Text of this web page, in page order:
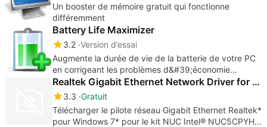
Un booster de mémoire gratuit qui fonctionne
différemment
Battery Life Maximizer
3.2 Version d’essai
Augmente la durée de vie de la batterie de votre PC
en corrigeant les problèmes d&#39;économie
d&#39;énergie trouvés sur votre PC.
Realtek Gigabit Ethernet Network Driver for Windows 7
3.3 Gratuit
Télécharger le pilote réseau Gigabit Ethernet Realtek*
pour Windows 7* pour le kit NUC Intel® NUC5CPYH,